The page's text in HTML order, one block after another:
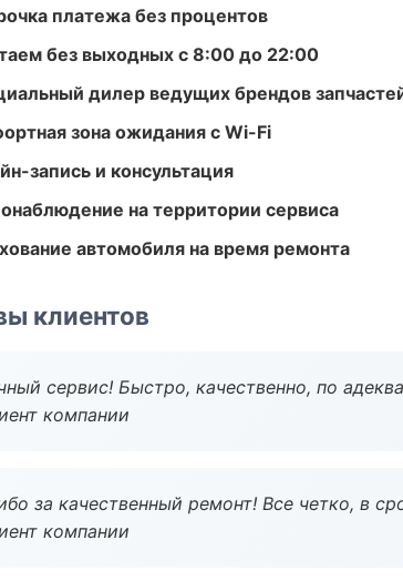
платежа без процентов
без выходных с 8:00 до 22:00
дилер ведущих брендов
зона ожидания с Wi-Fi
запись и консультация
на территории сервиса
автомобиля на время ремонта
клиентов
сервис! Быстро, качественно, по
компании
за качественный ремонт! Все четко, в
компании